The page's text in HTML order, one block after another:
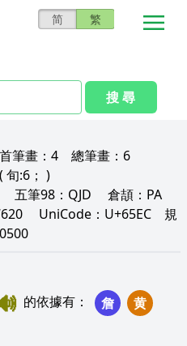
简 繁
搜 尋
筆畫： 4 總筆畫： 6
( 旬:6； )
五筆98： QJD 倉頡： PA
UniCode： U+65EC 規
0500
的依據有 ： 詹
黄